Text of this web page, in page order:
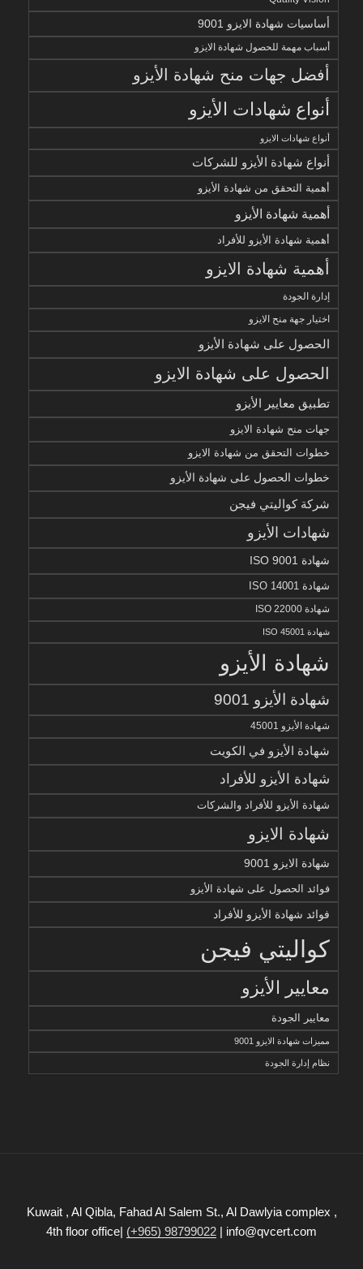
أساسيات شهادة الايزو 9001
أسباب مهمة للحصول شهادة الايزو
أفضل جهات منح شهادة الأيزو
أنواع شهادات الأيزو
أنواع شهادات الايزو
أنواع شهادة الأيزو للشركات
أهمية التحقق من شهادة الأيزو
أهمية شهادة الأيزو
أهمية شهادة الأيزو للأفراد
أهمية شهادة الايزو
إدارة الجودة
اختيار جهة منح الايزو
الحصول على شهادة الأيزو
الحصول على شهادة الايزو
تطبيق معايير الأيزو
جهات منح شهادة الايزو
خطوات التحقق من شهادة الايزو
خطوات الحصول على شهادة الأيزو
شركة كواليتي فيجن
شهادات الأيزو
شهادة ISO 9001
شهادة ISO 14001
شهادة ISO 22000
شهادة ISO 45001
شهادة الأيزو
شهادة الأيزو 9001
شهادة الأيزو 45001
شهادة الأيزو في الكويت
شهادة الأيزو للأفراد
شهادة الأيزو للأفراد والشركات
شهادة الايزو
شهادة الايزو 9001
فوائد الحصول على شهادة الأيزو
فوائد شهادة الأيزو للأفراد
كواليتي فيجن
معايير الأيزو
معايير الجودة
مميزات شهادة الايزو 9001
نظام إدارة الجودة
Kuwait , Al Qibla, Fahad Al Salem St., Al Dawlyia complex ,
4th floor office| (+965) 98799022 | info@qvcert.com